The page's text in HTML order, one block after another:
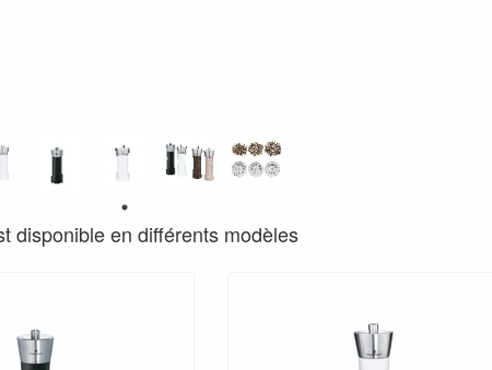
disponible en différents modèles